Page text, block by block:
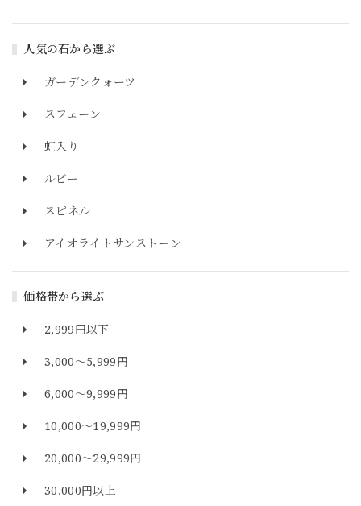
人気の石から選ぶ
ガーデンクォーツ
スフェーン
虹入り
ルビー
スピネル
アイオライトサンストーン
価格帯から選ぶ
2,999円以下
3,000～5,999円
6,000～9,999円
10,000～19,999円
20,000～29,999円
30,000円以上